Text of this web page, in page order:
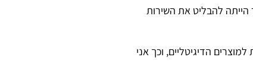
להבליט את השירות
הדיגיטליים, וכך אני